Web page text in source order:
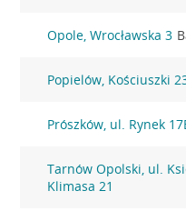
Opole, Wrocławska 3
Popielów, Kościuszki
Prószków, ul. Rynek
Tarnów Opolski, ul.
Klimasa 21